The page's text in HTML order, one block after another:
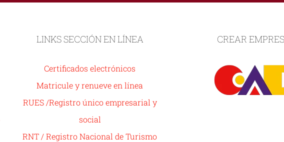
LINKS SECCIÓN EN LÍNEA
Certificados electrónicos
Matricule y renueve en línea
RUES /Registro único empresarial y
social
RNT / Registro Nacional de Turismo
CREAR